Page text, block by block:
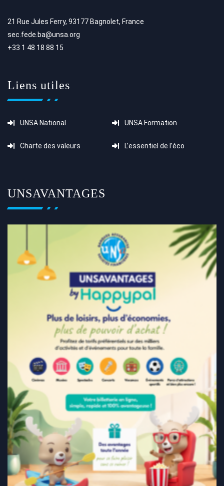
21 Rue Jules Ferry, 93177 Bagnolet, France
sec.fede.ba@unsa.org
+33 1 48 18 88 15
Liens utiles
UNSA National UNSA Formation
Charte des valeurs L’essentiel de l’éco
UNSAVANTAGES